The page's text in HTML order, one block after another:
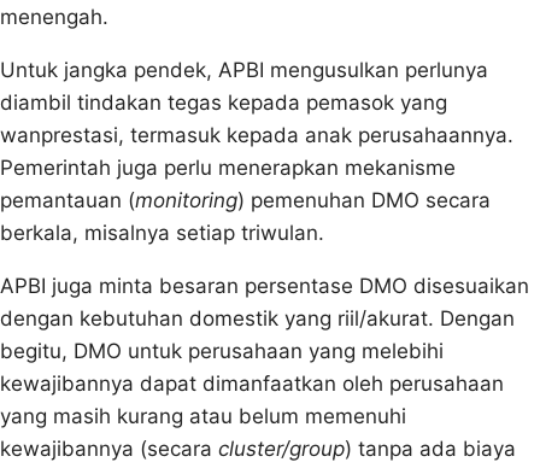
menengah.
Untuk jangka pendek, APBI mengusulkan perlunya
diambil tindakan tegas kepada pemasok yang
wanprestasi, termasuk kepada anak perusahaannya.
Pemerintah juga perlu menerapkan mekanisme
pemantauan (monitoring) pemenuhan DMO secara
berkala, misalnya setiap triwulan.
APBI juga minta besaran persentase DMO disesuaikan
dengan kebutuhan domestik yang riil/akurat. Dengan
begitu, DMO untuk perusahaan yang melebihi
kewajibannya dapat dimanfaatkan oleh perusahaan
yang masih kurang atau belum memenuhi
kewajibannya (secara cluster/group) tanpa ada biaya